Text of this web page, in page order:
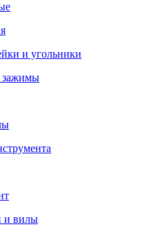
и угольники
и вилы